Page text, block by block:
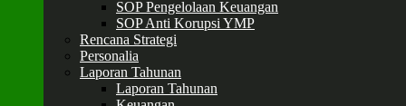
SOP Pengelolaan Keuangan
SOP Anti Korupsi YMP
Rencana Strategi
Personalia
Laporan Tahunan
Laporan Tahunan